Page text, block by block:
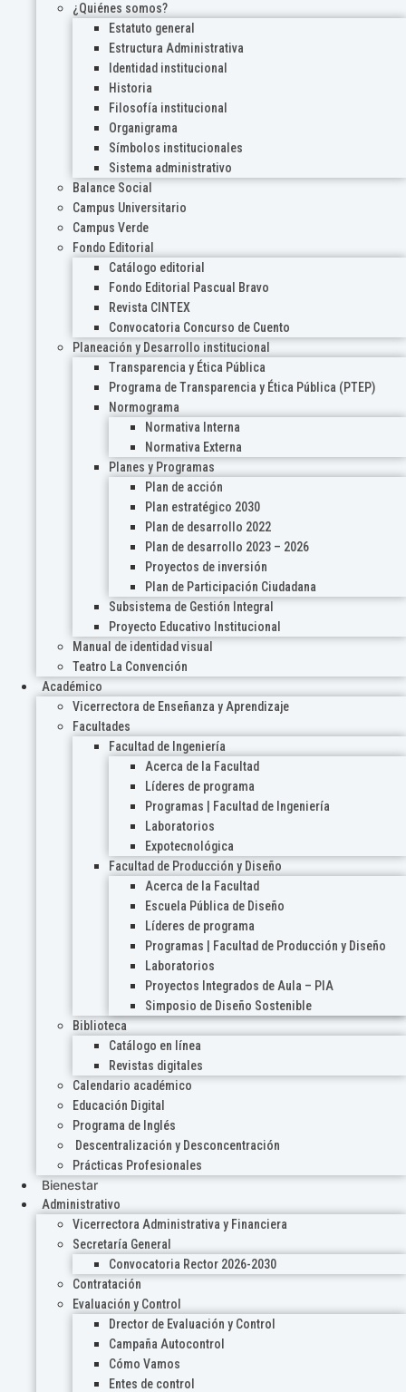
¿Quiénes somos?
Estatuto general
Estructura Administrativa
Identidad institucional
Historia
Filosofía institucional
Organigrama
Símbolos institucionales
Sistema administrativo
Balance Social
Campus Universitario
Campus Verde
Fondo Editorial
Catálogo editorial
Fondo Editorial Pascual Bravo
Revista CINTEX
Convocatoria Concurso de Cuento
Planeación y Desarrollo institucional
Transparencia y Ética Pública
Programa de Transparencia y Ética Pública (PTEP)
Normograma
Normativa Interna
Normativa Externa
Planes y Programas
Plan de acción
Plan estratégico 2030
Plan de desarrollo 2022
Plan de desarrollo 2023 – 2026
Proyectos de inversión
Plan de Participación Ciudadana
Subsistema de Gestión Integral
Proyecto Educativo Institucional
Manual de identidad visual
Teatro La Convención
Académico
Vicerrectora de Enseñanza y Aprendizaje
Facultades
Facultad de Ingeniería
Acerca de la Facultad
Líderes de programa
Programas | Facultad de Ingeniería
Laboratorios
Expotecnológica
Facultad de Producción y Diseño
Acerca de la Facultad
Escuela Pública de Diseño
Líderes de programa
Programas | Facultad de Producción y Diseño
Laboratorios
Proyectos Integrados de Aula – PIA
Simposio de Diseño Sostenible
Biblioteca
Catálogo en línea
Revistas digitales
Calendario académico
Educación Digital
Programa de Inglés
Descentralización y Desconcentración
Prácticas Profesionales
Bienestar
Administrativo
Vicerrectora Administrativa y Financiera
Secretaría General
Convocatoria Rector 2026-2030
Contratación
Evaluación y Control
Drector de Evaluación y Control
Campaña Autocontrol
Cómo Vamos
Entes de control